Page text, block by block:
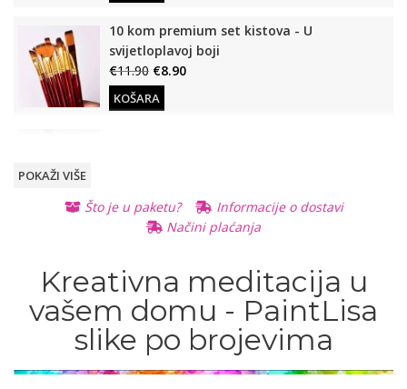
10 kom premium set kistova - U
svijetloplavoj boji
€11.90 €8.90
KOŠARA
Osvijetljeno, stolno povećalo
READ MORE
MORE
Otvarajuće, prijenosno
džepno povećalo
€6.90 €4.90
READ
POKAŽI VIŠE
Što je u paketu?
Informacije o dostavi
Načini plaćanja
Kreativna meditacija u
vašem domu - PaintLisa
slike po brojevima